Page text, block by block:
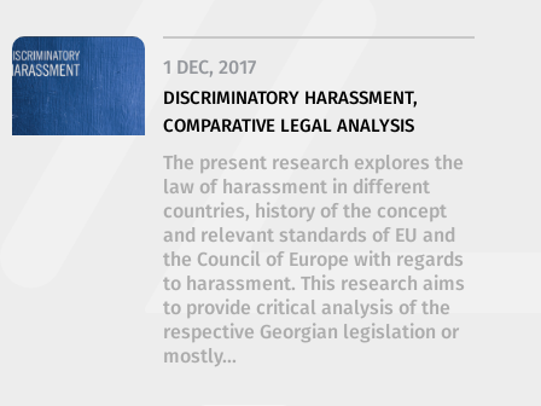
1 DEC, 2017
DISCRIMINATORY HARASSMENT,
COMPARATIVE LEGAL ANALYSIS
The present research explores the
law of harassment in different
countries, history of the concept
and relevant standards of EU and
the Council of Europe with regards
to harassment. This research aims
to provide critical analysis of the
respective Georgian legislation or
mostly...